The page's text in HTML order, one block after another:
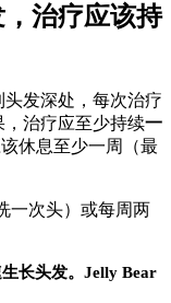
治疗应该持
发深处，每次治疗
治疗应至少持续一
休息至少一周（最
一次头）或每周两
长头发。Jelly Bear